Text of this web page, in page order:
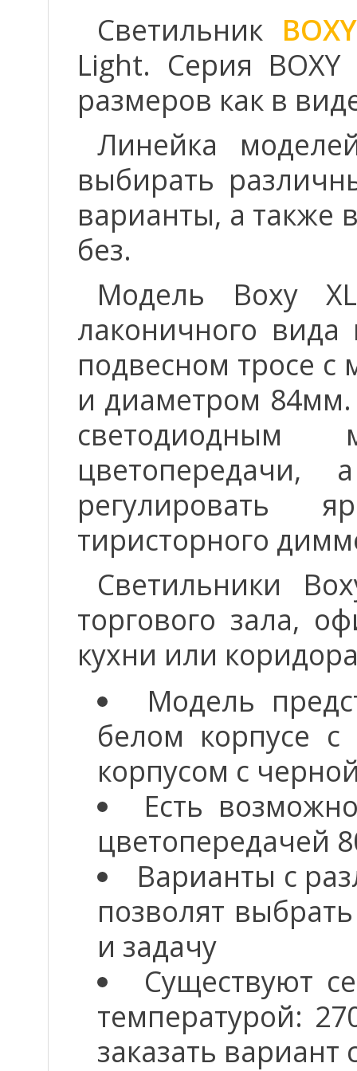
Светильник BOXY
Light. Серия
размеров как в
Линейка
выбирать
варианты, а также
без.
Модель Boxy
лаконичного
подвесном тросе
и диаметром 84мм.
цветопередачи,
регулировать
тиристорного
Светильники
торгового зала,
кухни или
Модель
белом корпусе
корпусом с
Есть
цветопередачей
Варианты с
позволят
и задачу
Существуют
температурой:
заказать